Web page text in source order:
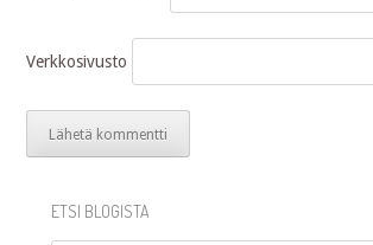
Verkkosivusto
ETSI BLOGISTA